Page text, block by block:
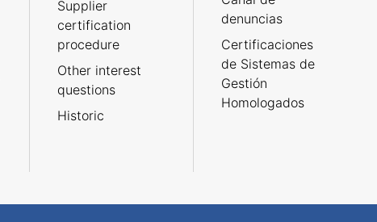
Supplier
certification
procedure
Other interest
questions
Historic
denuncias
Certificaciones
de Sistemas de
Gestión
Homologados